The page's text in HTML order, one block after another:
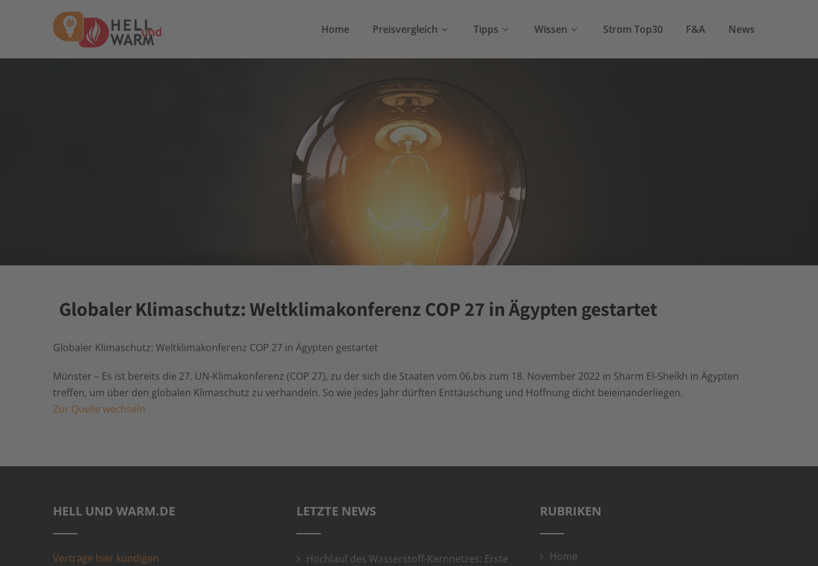
Home Preisvergleich Tipps Wissen Strom Top30 F&A News
Globaler Klimaschutz: Weltklimakonferenz COP 27 in Ägypten gestartet
Globaler Klimaschutz: Weltklimakonferenz COP 27 in Ägypten gestartet
Münster – Es ist bereits die 27. UN-Klimakonferenz (COP 27), zu der sich die Staaten vom 06.bis zum 18. November 2022 in Sharm El-Sheikh in Ägypten
treffen, um über den globalen Klimaschutz zu verhandeln. So wie jedes Jahr dürften Enttäuschung und Hoffnung dicht beieinanderliegen.
Zur Quelle wechseln
HELL UND WARM.DE
Verträge hier kündigen
LETZTE NEWS
Hochlauf des Wasserstoff-Kernnetzes: Erste
RUBRIKEN
Home